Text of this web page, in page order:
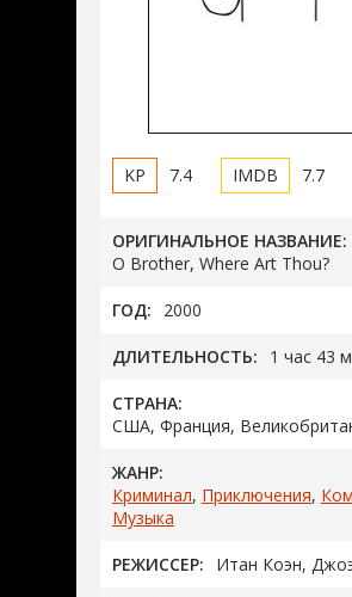
7.4 7.7
ОРИГИНАЛЬНОЕ НАЗВАНИЕ:
O Brother, Where Art Thou?
ГОД: 2000
ДЛИТЕЛЬНОСТЬ: 1 час 43
СТРАНА:
США, Франция,
ЖАНР:
Криминал, Приключения,
Музыка
РЕЖИССЕР: Итан Коэн,